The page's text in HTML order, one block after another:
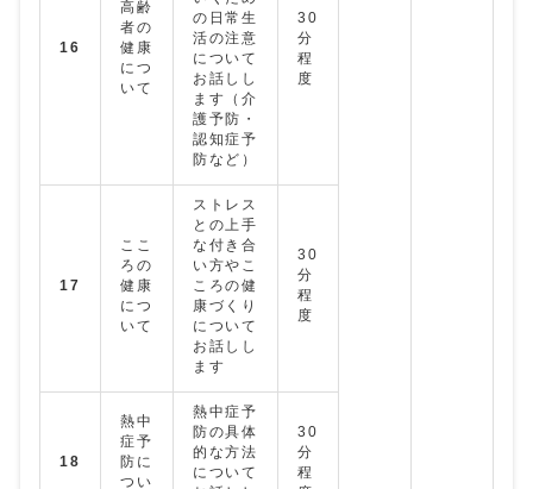
16
高齢
者の
健康
につ
いて
の日常生
活の注意
について
お話しし
ます（介
護予防・
認知症予
防など）
30
分
程
度
17
ここ
ろの
健康
につ
いて
ストレス
との上手
な付き合
い方やこ
ころの健
康づくり
について
お話しし
ます
30
分
程
度
18
熱中
症予
防に
つい
熱中症予
防の具体
的な方法
について
30
分
程